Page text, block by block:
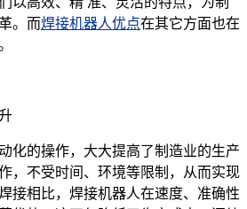
。而焊接机器人优点在其它方面也在
化的操作，大大提高了制造业的生产
，不受时间、环境等限制，从而实现
接相比，焊接机器人在速度、准确性